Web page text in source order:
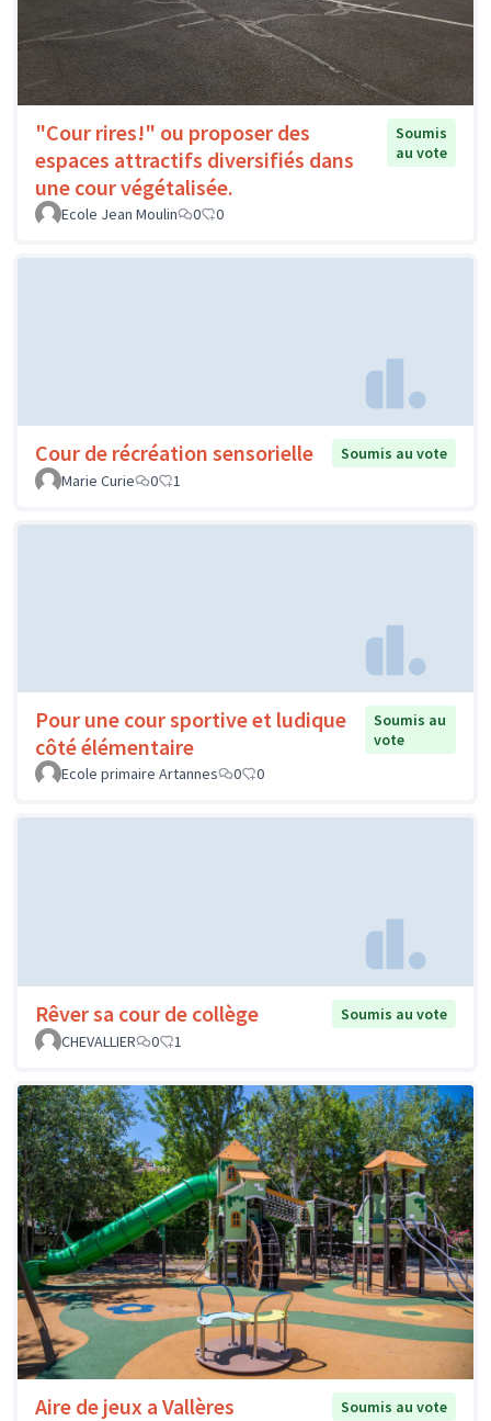
"Cour rires!" ou proposer des
espaces attractifs diversifiés dans
une cour végétalisée.
Soumis
au vote
Ecole Jean Moulin 0 0
Cour de récréation sensorielle
Soumis au vote
Marie Curie
0 1
Pour une cour sportive et ludique
côté élémentaire
Soumis au
vote
Ecole primaire Artannes
0 0
Rêver sa cour de collège
Soumis au vote
CHEVALLIER
0 1
Aire de jeux a Vallères
Soumis au vote